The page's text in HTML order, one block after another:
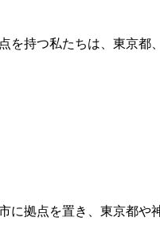
を持つ私たちは、東京
に拠点を置き、東京都